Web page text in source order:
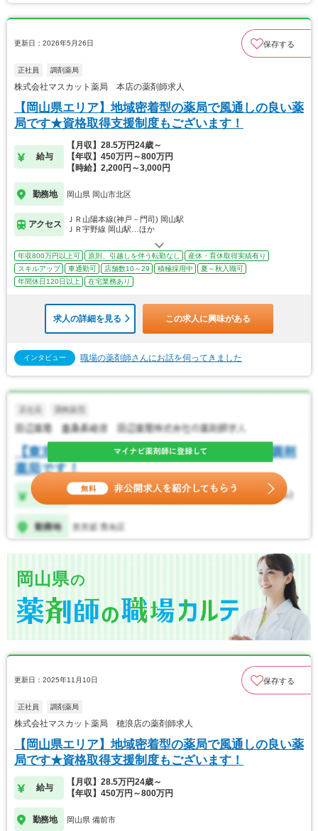
更新日：2026年5月26日 保存する
正社員 調剤薬局
株式会社マスカット薬局 本店の薬剤師求人
【岡山県エリア】地域密着型の薬局で風通しの良い薬
局です★資格取得支援制度もございます！
給与
【月収】28.5万円24歳～
【年収】450万円～800万円
【時給】2,200円～3,000円
勤務地 岡山県 岡山市北区
アクセス
ＪＲ山陽本線(神戸－門司) 岡山駅
ＪＲ宇野線 岡山駅…ほか
年収800万円以上可 原則、引越しを伴う転勤なし
産休・育休取得実績有り
スキルアップ
車通勤可 店舗数10～29 積極採用中
夏～秋入職可
年間休日120日以上
在宅業務あり
求人の詳細を見る この求人に興味がある
インタビュー 職場の薬剤師さんにお話を伺ってきました
岡山県の
更新日：2025年11月10日 保存する
正社員 調剤薬局
株式会社マスカット薬局 穂浪店の薬剤師求人
【岡山県エリア】地域密着型の薬局で風通しの良い薬
局です★資格取得支援制度もございます！
給与
【月収】28.5万円24歳～
【年収】450万円～800万円
勤務地 岡山県 備前市